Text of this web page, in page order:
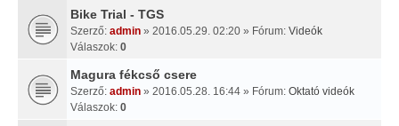
Bike Trial - TGS
Szerző: admin » 2016.05.29. 02:20 » Fórum: Videók
Válaszok: 0
Magura fékcső csere
Szerző: admin » 2016.05.28. 16:44 » Fórum: Oktató videók
Válaszok: 0